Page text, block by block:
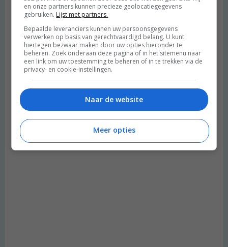
en onze partners kunnen precieze geolocatiegegevens
gebruiken. Lijst met partners.
Bepaalde leveranciers kunnen uw persoonsgegevens
verwerken op basis van gerechtvaardigd belang. U kunt
hiertegen bezwaar maken door uw opties hieronder te
beheren. Zoek onderaan deze pagina of in het sitemenu naar
een link om uw toestemming te beheren of in te trekken via de
privacy- en cookie-instellingen.
Naar de website
Meer opties